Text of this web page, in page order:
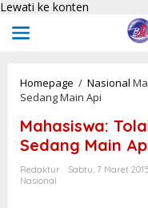
Lewati ke konten
Homepage / Nasional
Sedang Main Api
Mahasiswa:
Sedang Main
Redaktur
Sabtu, 7 Maret 2015
Nasional